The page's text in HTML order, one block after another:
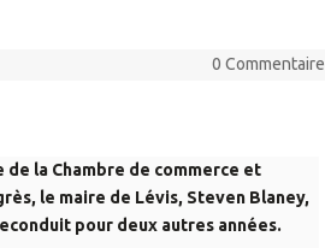
0 Commentaire
la Chambre de commerce et
le maire de Lévis, Steven Blaney,
pour deux autres années.